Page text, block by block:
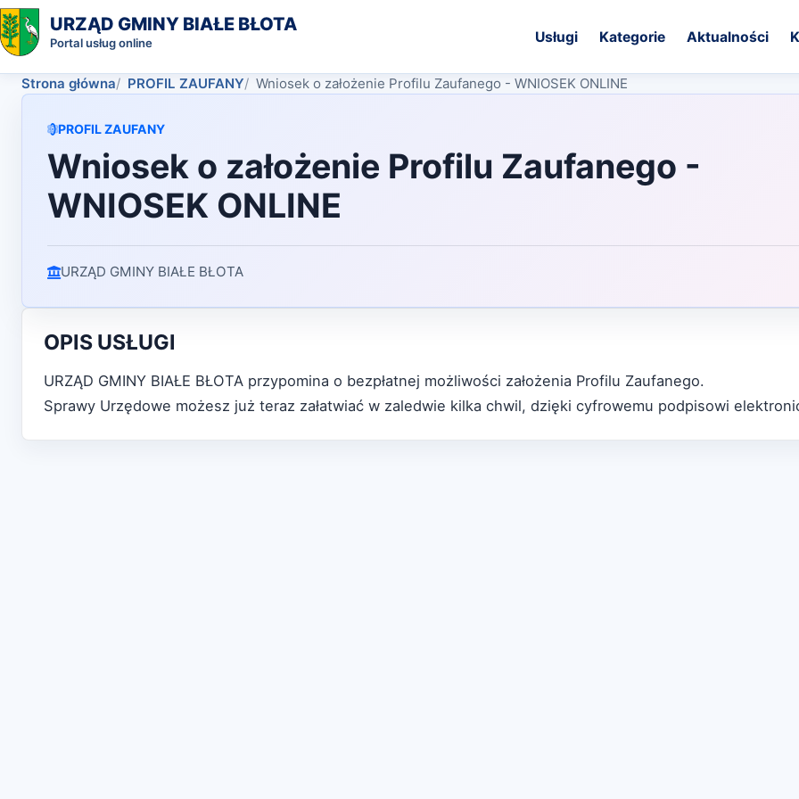
URZĄD GMINY BIAŁE BŁOTA
Portal usług online Usługi Kategorie Aktualności
Strona główna PROFIL ZAUFANY Wniosek o założenie Profilu Zaufanego - WNIOSEK ONLINE
PROFIL ZAUFANY
Wniosek o założenie Profilu Zaufanego -
WNIOSEK ONLINE
URZĄD GMINY BIAŁE BŁOTA
OPIS USŁUGI
URZĄD GMINY BIAŁE BŁOTA przypomina o bezpłatnej możliwości założenia Profilu Zaufanego.
Sprawy Urzędowe możesz już teraz załatwiać w zaledwie kilka chwil, dzięki cyfrowemu podpisowi